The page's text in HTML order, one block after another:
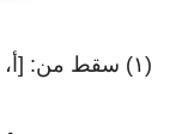
(١) سقط من: [أ، جـ، هـ]